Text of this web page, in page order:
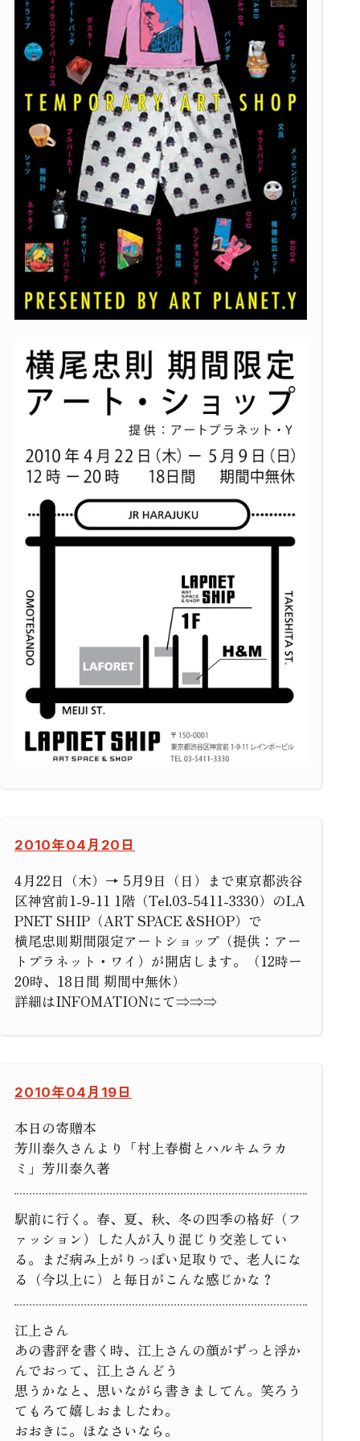
2010年04月20日
4月22日（木）→ 5月9日（日）まで東京都渋谷
区神宮前1-9-11 1階（Tel.03-5411-3330）のLA
PNET SHIP（ART SPACE &SHOP）で
横尾忠則期間限定アートショップ（提供：アー
トプラネット・ワイ）が開店します。（12時ー
20時、18日間 期間中無休）
詳細はINFOMATIONにて⇒⇒⇒
2010年04月19日
本日の寄贈本
芳川泰久さんより「村上春樹とハルキムラカ
ミ」芳川泰久著
駅前に行く。春、夏、秋、冬の四季の格好（フ
ァッション）した人が入り混じり交差してい
る。まだ病み上がりっぽい足取りで、老人にな
る（今以上に）と毎日がこんな感じかな？
江上さん
あの書評を書く時、江上さんの顔がずっと浮か
んでおって、江上さんどう
思うかなと、思いながら書きましてん。笑ろう
てもろて嬉しおましたわ。
おおきに。ほなさいなら。